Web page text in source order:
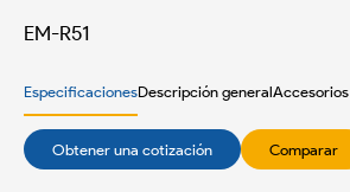
EM-R51
EspecificacionesDescripción generalAccesorios
Obtener una cotización Comparar